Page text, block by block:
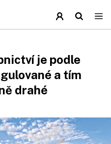
je podle
a tím
drahé